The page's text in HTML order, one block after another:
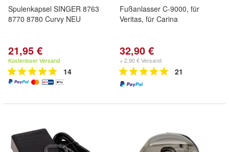
Spulenkapsel SINGER 8763
8770 8780 Curvy NEU
21,95 €
Kostenloser Versand
14
Fußanlasser C-9000, für
Veritas, für Carina
32,90 €
+ 2,90 € Versand
21